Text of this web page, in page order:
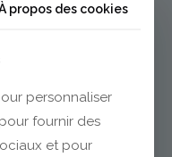
À propos des cookies
personnaliser
fournir des
et pour